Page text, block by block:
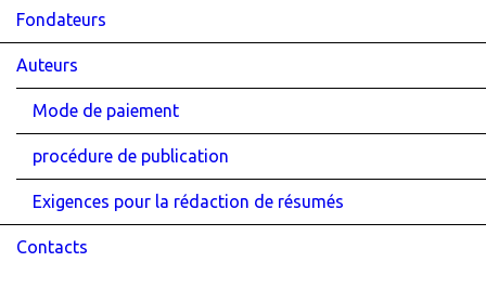
Fondateurs
Auteurs
Mode de paiement
procédure de publication
Exigences pour la rédaction de résumés
Contacts